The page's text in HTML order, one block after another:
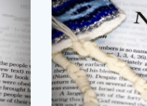
casi 40
en la arena
Prometida,
mayoría de la
en una ciudad
Israel sólo